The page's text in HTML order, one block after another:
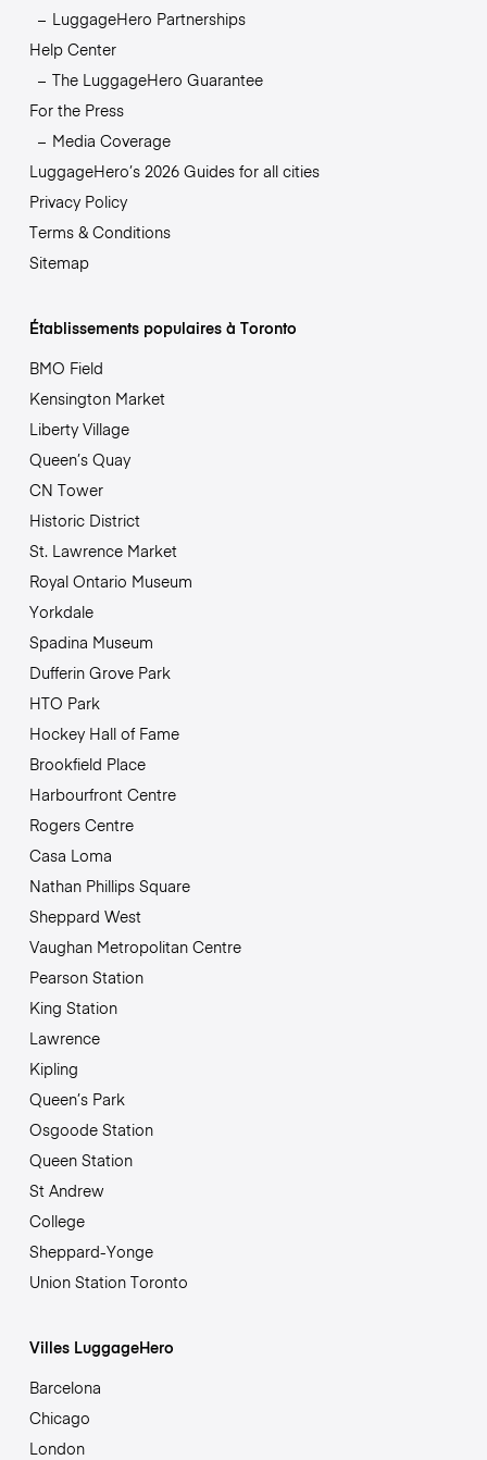
LuggageHero Partnerships
Help Center
The LuggageHero Guarantee
For the Press
Media Coverage
LuggageHero’s 2026 Guides for all cities
Privacy Policy
Terms & Conditions
Sitemap
Établissements populaires à Toronto
BMO Field
Kensington Market
Liberty Village
Queen’s Quay
CN Tower
Historic District
St. Lawrence Market
Royal Ontario Museum
Yorkdale
Spadina Museum
Dufferin Grove Park
HTO Park
Hockey Hall of Fame
Brookfield Place
Harbourfront Centre
Rogers Centre
Casa Loma
Nathan Phillips Square
Sheppard West
Vaughan Metropolitan Centre
Pearson Station
King Station
Lawrence
Kipling
Queen’s Park
Osgoode Station
Queen Station
St Andrew
College
Sheppard-Yonge
Union Station Toronto
Villes LuggageHero
Barcelona
Chicago
London